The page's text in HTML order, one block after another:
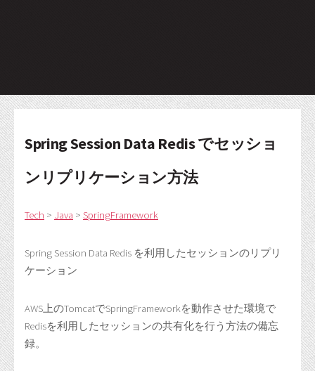
Spring Session Data Redis でセッショ
ンリプリケーション方法
Tech > Java > SpringFramework
Spring Session Data Redis を利用したセッションのリプリ
ケーション
AWS上のTomcatでSpringFrameworkを動作させた環境で
Redisを利用したセッションの共有化を行う方法の備忘
録。